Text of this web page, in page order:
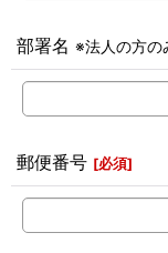
部署名 ※法人の方の
郵便番号 [必須]